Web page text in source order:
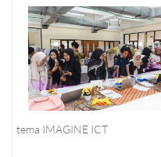
tema IMAGINE ICT